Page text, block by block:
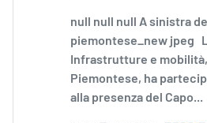
null null null A sinistra
piemontese_new jpeg
Infrastrutture e
Piemontese, ha
alla presenza del Capo...